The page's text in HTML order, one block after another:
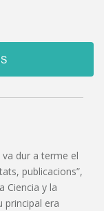
dur a terme el
publicacions”,
Ciencia y la
principal era